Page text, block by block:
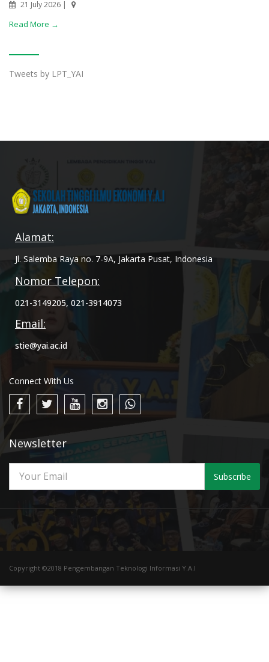
21 July 2026 |
Read More →
Tweets by LPT_YAI
Alamat:
Jl. Salemba Raya no. 7-9A, Jakarta Pusat, Indonesia
Nomor Telepon:
021-3149205, 021-3914073
Email:
stie@yai.ac.id
Connect With Us
Newsletter
Subscribe
Copyright ©2018 Pengembangan Teknologi Informasi Y.A.I